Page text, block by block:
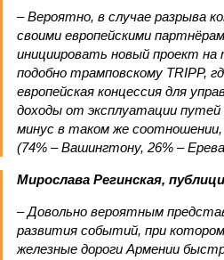
– Вероятно, в случае разрыва
своими европейскими
инициировать новый проект
подобно трамповскому TRIPP,
европейская концессия для
доходы от эксплуатации
минус в таком же соотношении,
(74% – Вашингтону, 26% –
Мирослава Регинская,
– Довольно вероятным
развития событий, при
железные дороги Армении